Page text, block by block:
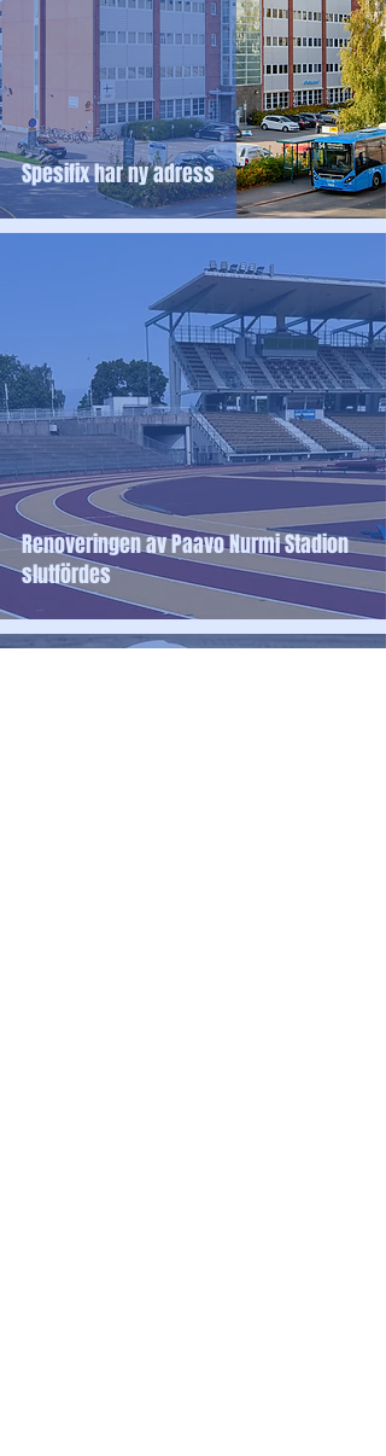
Spesifix har ny adress
Renoveringen av Paavo Nurmi Stadion
slutfördes